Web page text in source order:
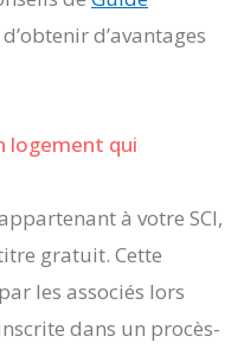
d’avantages
logement qui
à votre SCI,
gratuit. Cette
les associés lors
dans un procès-